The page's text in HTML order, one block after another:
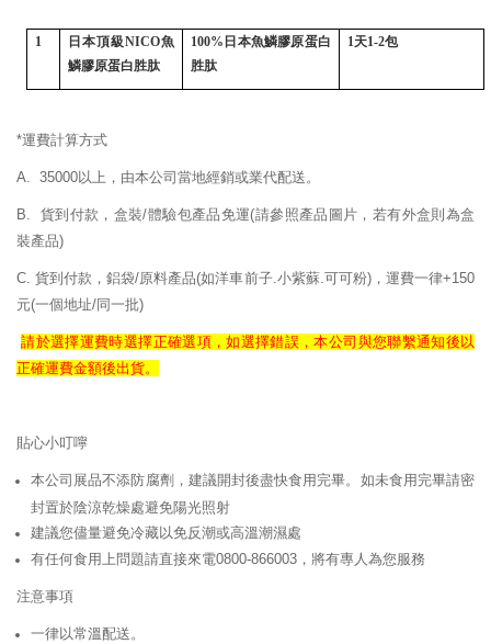
1 日本頂級NICO魚
鱗膠原蛋白胜肽
100% 日本魚鱗膠原蛋白
胜肽
1天1-2包
*運費計算方式
A. 35000以上，由本公司當地經銷或業代配送。
B. 貨到付款，盒裝/體驗包產品免運(請參照產品圖片，若有外盒則為盒
裝產品)
C. 貨到付款，鋁袋/原料產品(如洋車前子.小紫蘇.可可粉)，運費一律+150
元(一個地址/同一批)
請於選擇運費時選擇正確選項，如選擇錯誤，本公司與您聯繫通知後以
正確運費金額後出貨。
貼心小叮嚀
本公司展品不添防腐劑，建議開封後盡快食用完畢。如未食用完畢請密
封置於陰涼乾燥處避免陽光照射
建議您儘量避免冷藏以免反潮或高溫潮濕處
有任何食用上問題請直接來電0800-866003，將有專人為您服務
注意事項
一律以常溫配送。